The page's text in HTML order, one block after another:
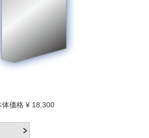
体価格 ¥ 18,300